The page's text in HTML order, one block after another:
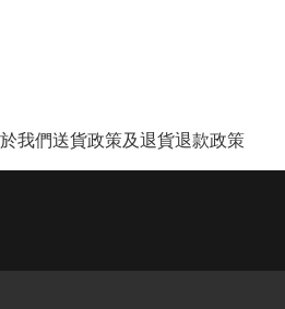
我們送貨政策及退貨退款政策